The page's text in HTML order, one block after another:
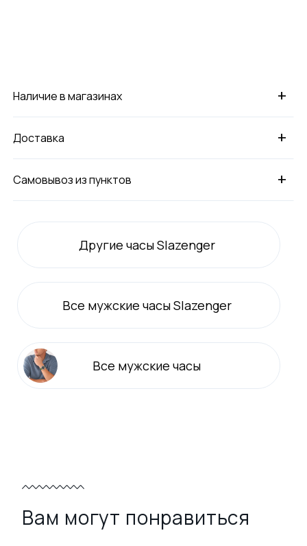
+
Наличие в магазинах
+
Доставка
+
Самовывоз из пунктов
Другие часы Slazenger
Все мужские часы Slazenger
Все мужские часы
Вам могут понравиться